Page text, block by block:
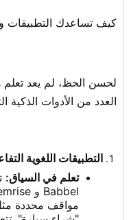
كيف تساعدك التطبيقات
لحسن الحظ، لم يعد
العدد من الأدوات الذكية
التطبيقات اللغوية
تعلم في السياق:
مواقف محددة